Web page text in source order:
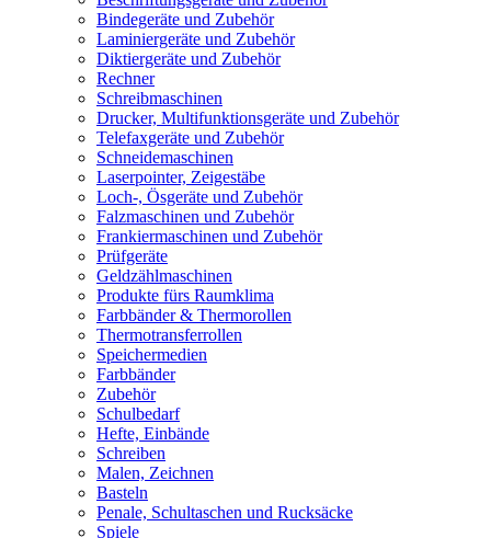
Bindegeräte und Zubehör
Laminiergeräte und Zubehör
Diktiergeräte und Zubehör
Rechner
Schreibmaschinen
Drucker, Multifunktionsgeräte und Zubehör
Telefaxgeräte und Zubehör
Schneidemaschinen
Laserpointer, Zeigestäbe
Loch-, Ösgeräte und Zubehör
Falzmaschinen und Zubehör
Frankiermaschinen und Zubehör
Prüfgeräte
Geldzählmaschinen
Produkte fürs Raumklima
Farbbänder & Thermorollen
Thermotransferrollen
Speichermedien
Farbbänder
Zubehör
Schulbedarf
Hefte, Einbände
Schreiben
Malen, Zeichnen
Basteln
Penale, Schultaschen und Rucksäcke
Spiele